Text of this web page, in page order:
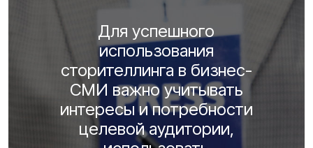
Для успешного
использования
сторителлинга в бизнес-
СМИ важно учитывать
интересы и потребности
целевой аудитории,